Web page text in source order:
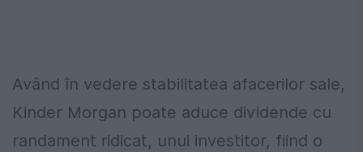
Având în vedere stabilitatea afacerilor sale,
Kinder Morgan poate aduce dividende cu
randament ridicat, unui investitor, fiind o